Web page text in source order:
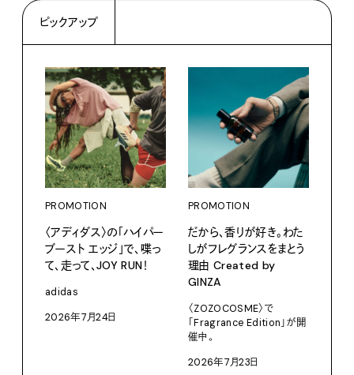
ピックアップ
PROMOTION
〈アディダス〉の「ハイパー
ブースト エッジ」で、喋っ
て、走って、JOY RUN！
adidas
2026年7月24日
PROMOTION
だから、香りが好き。わた
しがフレグランスをまとう
理由 Created by
GINZA
〈ZOZOCOSME〉で
「Fragrance Edition」が開
催中。
2026年7月23日